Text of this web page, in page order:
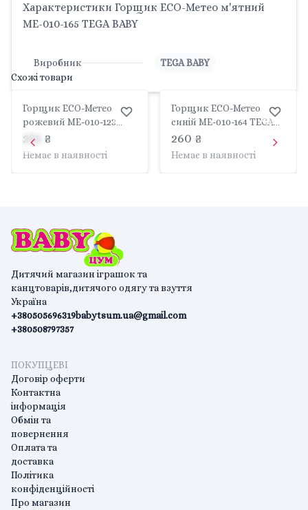
Характеристики Горщик ЕСО-Метео м'ятний
ME-010-165 TEGA BABY
Виробник
TEGA BABY
Схожі товари
Горщик ЕСО-Метео
рожевий ME-010-123
TEGA BABY
235 ₴
Немає в наявності
Горщик ЕСО-Метео
синій ME-010-164 TEGA
BABY
260 ₴
Немає в наявності
Дитячий магазин іграшок та
канцтоварів,дитячого одягу та взуття
Україна
+380505696319
+380508797357
babytsum.ua@gmail.com
ПОКУПЦЕВІ
Договір оферти
Контактна
інформація
Обмін та
повернення
Оплата та
доставка
Політика
конфіденційності
Про магазин